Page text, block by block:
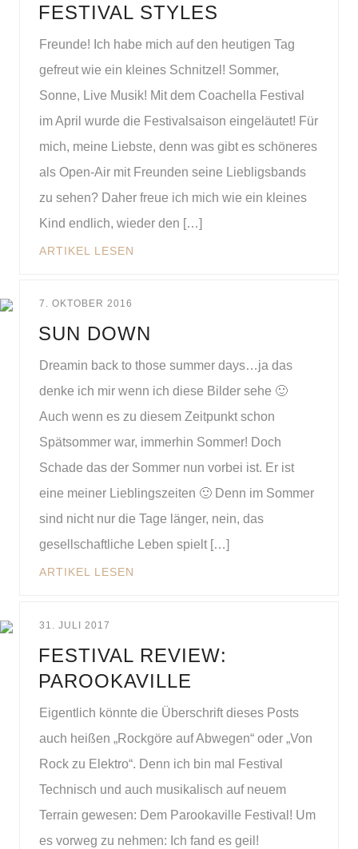
FESTIVAL STYLES
Freunde! Ich habe mich auf den heutigen Tag
gefreut wie ein kleines Schnitzel! Sommer,
Sonne, Live Musik! Mit dem Coachella Festival
im April wurde die Festivalsaison eingeläutet! Für
mich, meine Liebste, denn was gibt es schöneres
als Open-Air mit Freunden seine Liebligsbands
zu sehen? Daher freue ich mich wie ein kleines
Kind endlich, wieder den […]
ARTIKEL LESEN
7. OKTOBER 2016
SUN DOWN
Dreamin back to those summer days…ja das
denke ich mir wenn ich diese Bilder sehe 🙂
Auch wenn es zu diesem Zeitpunkt schon
Spätsommer war, immerhin Sommer! Doch
Schade das der Sommer nun vorbei ist. Er ist
eine meiner Lieblingszeiten 🙂 Denn im Sommer
sind nicht nur die Tage länger, nein, das
gesellschaftliche Leben spielt […]
ARTIKEL LESEN
31. JULI 2017
FESTIVAL REVIEW:
PAROOKAVILLE
Eigentlich könnte die Überschrift dieses Posts
auch heißen „Rockgöre auf Abwegen“ oder „Von
Rock zu Elektro“. Denn ich bin mal Festival
Technisch und auch musikalisch auf neuem
Terrain gewesen: Dem Parookaville Festival! Um
es vorweg zu nehmen: Ich fand es geil!